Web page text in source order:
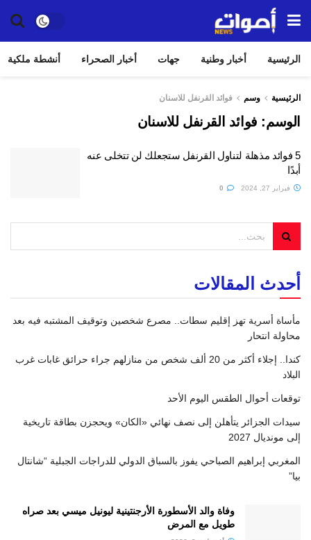
الرئيسية أخبار وطنية جهات أخبار الصحراء أنشطة ملكية
الرئيسية وسم فوائد القرنفل للاسنان
الوسم: فوائد القرنفل للاسنان
5 فوائد مذهلة لتناول القرنفل ستجعلك لن تتخلى عنه
أبدًا
فبراير 27, 2024
أحدث المقالات
مأساة أسرية تهز إقليم سطات.. مصرع شخصين وتوقيف المشتبه فيه بعد
محاولة انتحار
كندا.. إجلاء أكثر من 20 ألف شخص من منازلهم جراء حرائق غابات غرب
البلاد
توقعات أحوال الطقس اليوم الأحد
سيدات الجزائر يتأهلن إلى نصف نهائي «الكان» ويحجزن بطاقة تاريخية
إلى مونديال 2027
المغربي إبراهيم الصباحي يفوز بالسباق الدولي للدراجات الجبلية “شانتال
بيا”
وفاة والد الأسطورة الأرجنتينية ليونيل ميسي بعد صراه
طويل مع المرض